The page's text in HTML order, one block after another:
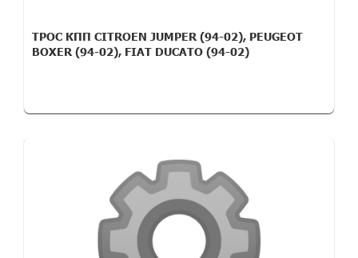
ТРОС КПП CITROEN JUMPER (94-02), PEUGEOT
BOXER (94-02), FIAT DUCATO (94-02)